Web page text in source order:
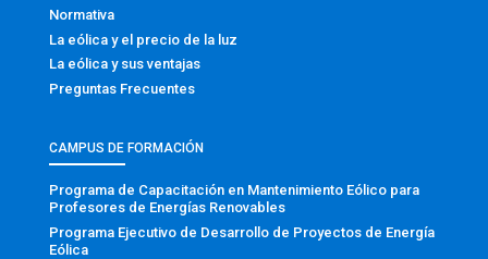
Normativa
La eólica y el precio de la luz
La eólica y sus ventajas
Preguntas Frecuentes
CAMPUS DE FORMACIÓN
Programa de Capacitación en Mantenimiento Eólico para
Profesores de Energías Renovables
Programa Ejecutivo de Desarrollo de Proyectos de Energía
Eólica